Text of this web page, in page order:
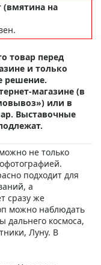
(вмятина на
товар перед
и только
решение.
магазине (в
или в
Выставочные
не только
подходит для
а
сразу же
можно наблюдать
дальнего космоса,
Луну. В